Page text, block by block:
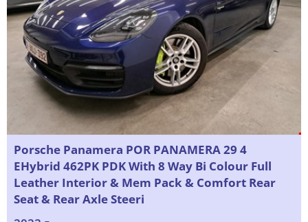
Porsche Panamera POR PANAMERA 29 4
EHybrid 462PK PDK With 8 Way Bi Colour Full
Leather Interior & Mem Pack & Comfort Rear
Seat & Rear Axle Steeri